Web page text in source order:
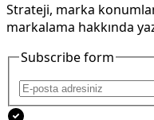
Strateji, marka
markalama hakkında
Subscribe form